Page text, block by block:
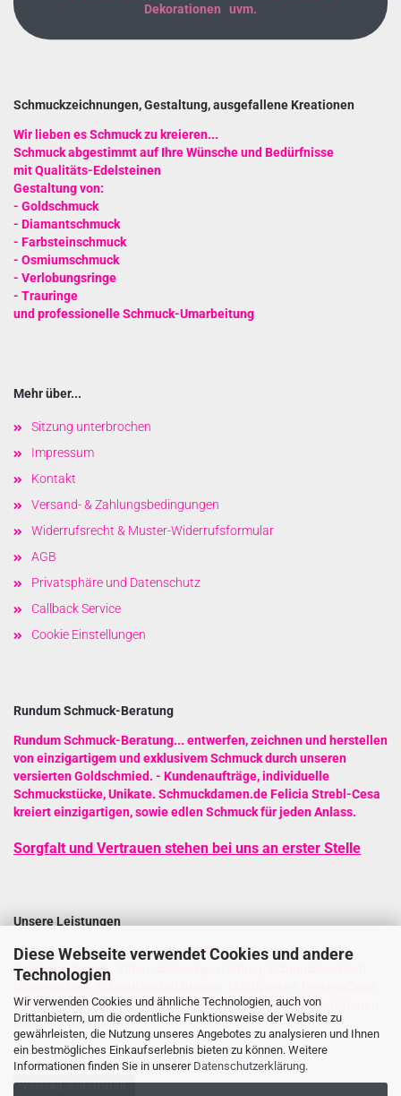
Diese Webseite verwendet Cookies und andere
Technologien
Wir verwenden Cookies und ähnliche Technologien, auch von
Drittanbietern, um die ordentliche Funktionsweise der Website zu
gewährleisten, die Nutzung unseres Angebotes zu analysieren und Ihnen
ein bestmögliches Einkaufserlebnis bieten zu können. Weitere
Informationen finden Sie in unserer Datenschutzerklärung.
Dekorationen uvm.
Schmuckzeichnungen, Gestaltung, ausgefallene Kreationen
Wir lieben es Schmuck zu kreieren...
Schmuck abgestimmt auf Ihre Wünsche und Bedürfnisse
mit Qualitäts-Edelsteinen
Gestaltung von:
- Goldschmuck
- Diamantschmuck
- Farbsteinschmuck
- Osmiumschmuck
- Verlobungsringe
- Trauringe
und professionelle Schmuck-Umarbeitung
Mehr über...
Sitzung unterbrochen
Impressum
Kontakt
Versand- & Zahlungsbedingungen
Widerrufsrecht & Muster-Widerrufsformular
AGB
Privatsphäre und Datenschutz
Callback Service
Cookie Einstellungen
Rundum Schmuck-Beratung
Rundum Schmuck-Beratung... entwerfen, zeichnen und herstellen
von einzigartigem und exklusivem Schmuck durch unseren
versierten Goldschmied. - Kundenaufträge, individuelle
Schmuckstücke, Unikate. Schmuckdamen.de Felicia Strebl-Cesa
kreiert einzigartigen, sowie edlen Schmuck für jeden Anlass.
Sorgfalt und Vertrauen stehen bei uns an erster Stelle
Unsere Leistungen
Altgold Umarbeitungen,Schmuckfragen,Goldgestaltung,
Osmiumschmuck
Uhrenverkauf
Perlen,Trauringe,Freundschaftsringe,Tafelsilber,Dekorationen
Anlagediamanten
Vertrag widerrufen